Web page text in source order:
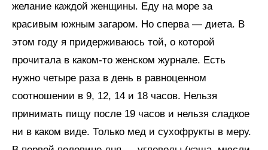
желание каждой женщины. Еду на море за
красивым южным загаром. Но сперва — диета. В
этом году я придерживаюсь той, о которой
прочитала в каком-то женском журнале. Есть
нужно четыре раза в день в равноценном
соотношении в 9, 12, 14 и 18 часов. Нельзя
принимать пищу после 19 часов и нельзя сладкое
ни в каком виде. Только мед и сухофрукты в меру.